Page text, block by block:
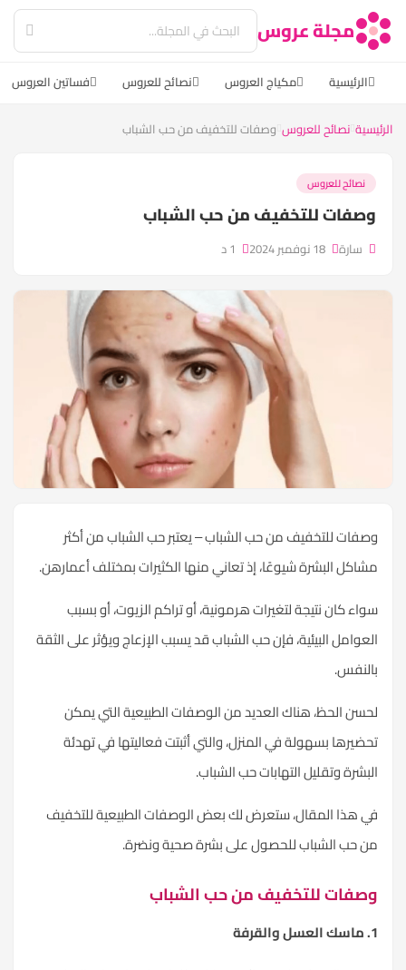
مجلة عروس
الرئيسية مكياج العروس نصائح للعروس فساتين العروس
نصائح للعروس وصفات للتخفيف من حب الشباب
نصائح للعروس
للتخفيف من حب الشباب
سارة 18 نوفمبر 2024 1 د
للتخفيف من حب الشباب – يعتبر حب الشباب من أكثر
البشرة شيوعًا، إذ تعاني منها الكثيرات بمختلف أعمارهن.
كان نتيجة لتغيرات هرمونية، أو تراكم الزيوت، أو بسبب
البيئية، فإن حب الشباب قد يسبب الإزعاج ويؤثر على الثقة
الحظ، هناك العديد من الوصفات الطبيعية التي يمكن
بسهولة في المنزل، والتي أثبتت فعاليتها في تهدئة
وتقليل التهابات حب الشباب.
هذا المقال، ستعرض لك بعض الوصفات الطبيعية للتخفيف
حب الشباب للحصول على بشرة صحية ونضرة.
للتخفيف من حب الشباب